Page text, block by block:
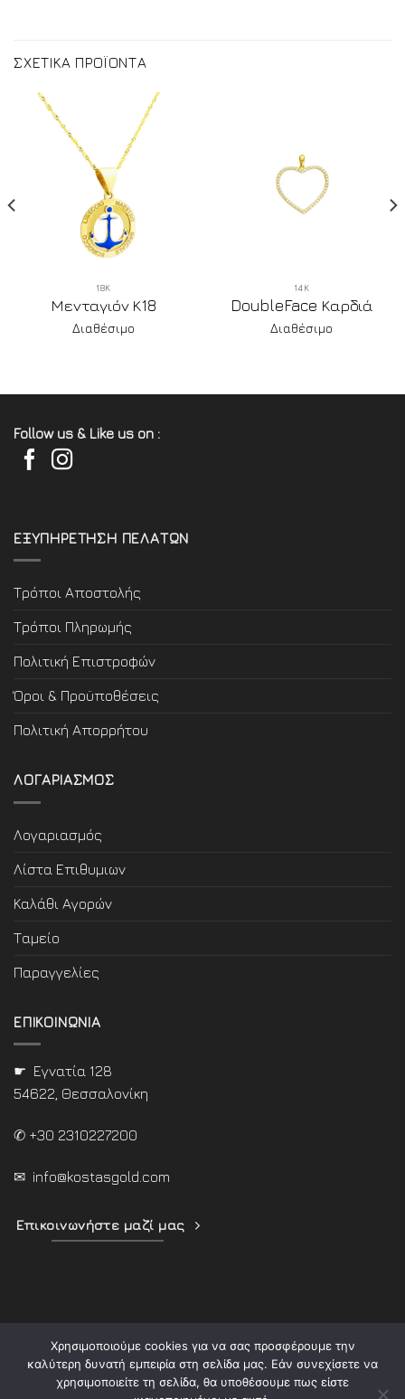
ΣΧΕΤΙΚΑ ΠΡΟΪΟΝΤΑ
18Κ
Μενταγιόν Κ18
Διαθέσιμο
14Κ
DoubleFace Καρδιά
Διαθέσιμο
Follow us & Like us on :
ΕΞΥΠΗΡΕΤΗΣΗ ΠΕΛΑΤΩΝ
Τρόποι Αποστολής
Τρόποι Πληρωμής
Πολιτική Επιστροφών
Όροι & Προϋποθέσεις
Πολιτική Απορρήτου
ΛΟΓΑΡΙΑΣΜΟΣ
Λογαριασμός
Λίστα Επιθυμιων
Καλάθι Αγορών
Ταμείο
Παραγγελίες
ΕΠΙΚΟΙΝΩΝΙΑ
☛ Εγνατία 128
54622, Θεσσαλονίκη
✆ +30 2310227200
✉ info@kostasgold.com
Επικοινωνήστε μαζί μας
Χρησιμοποιούμε cookies για να σας προσφέρουμε την
καλύτερη δυνατή εμπειρία στη σελίδα μας. Εάν συνεχίσετε να
χρησιμοποιείτε τη σελίδα, θα υποθέσουμε πως είστε